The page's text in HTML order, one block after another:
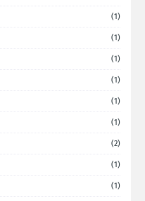
(1)
(1)
(1)
(1)
(1)
(1)
(2)
(1)
(1)